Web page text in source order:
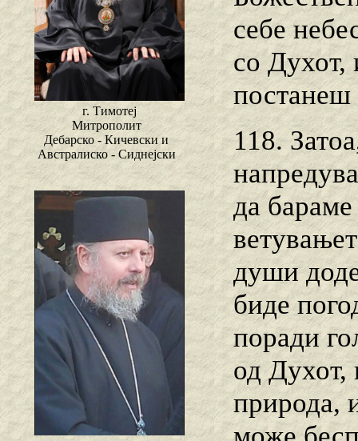
г. Тимотеј
Митрополит
Дебарско - Кичевски и
Австралиско - Сиднејски
себе
со Духот,
постанеш
118.
да
души
биде
поради
од Духот,
природа,